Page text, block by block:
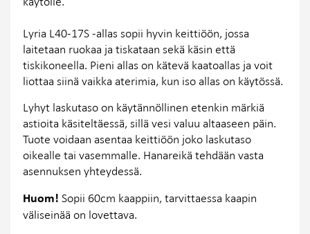
Lyria L40-17S -allas sopii hyvin keittiöön, jossa
laitetaan ruokaa ja tiskataan sekä käsin että
tiskikoneella. Pieni allas on kätevä kaatoallas ja voit
liottaa siinä vaikka aterimia, kun iso allas on käytössä.
Lyhyt laskutaso on käytännöllinen etenkin märkiä
astioita käsiteltäessä, sillä vesi valuu altaaseen päin.
Tuote voidaan asentaa keittiöön joko laskutaso
oikealle tai vasemmalle. Hanareikä tehdään vasta
asennuksen yhteydessä.
Huom! Sopii 60cm kaappiin, tarvittaessa kaapin
väliseinää on lovettava.